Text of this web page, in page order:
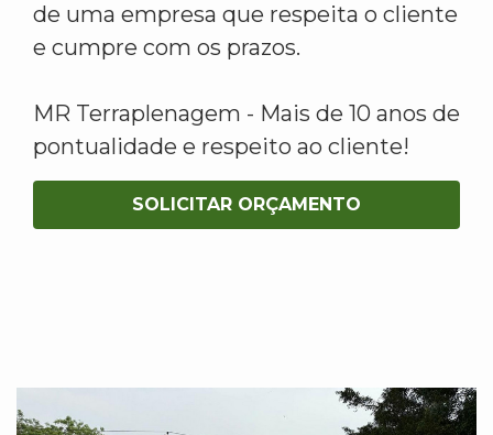
de uma empresa que respeita o cliente
e cumpre com os prazos.
MR Terraplenagem - Mais de 10 anos de
pontualidade e respeito ao cliente!
SOLICITAR ORÇAMENTO